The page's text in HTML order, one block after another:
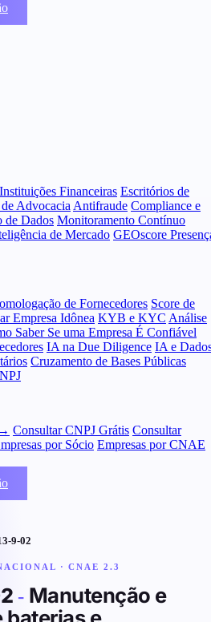
Instituições Financeiras Escritórios de
Advocacia Antifraude Compliance e
de Dados Monitoramento Contínuo
de Mercado GEOscore
de Fornecedores Score de
Empresa Idônea KYB e KYC Análise
Saber Se uma Empresa É Confiável
IA na Due Diligence IA e
Cruzamento de Bases Públicas
Consultar CNPJ Grátis Consultar
por Sócio Empresas por CNAE
9-02
· CNAE 2.3
- Manutenção e